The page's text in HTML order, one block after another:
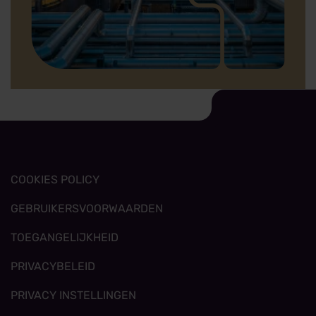
COOKIES POLICY
GEBRUIKERSVOORWAARDEN
TOEGANGELIJKHEID
PRIVACYBELEID
PRIVACY INSTELLINGEN